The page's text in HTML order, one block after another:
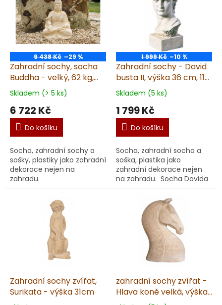
9 438 Kč –29 %
Zahradní sochy, socha
Buddha - velký, 62 kg,
pískovec
Skladem (> 5 ks)
6 722 Kč
Do košíku
Socha, zahradní sochy a
sošky, plastiky jako zahradní
dekorace nejen na
zahradu.
1 999 Kč –10 %
Zahradní sochy - David
busta II, výška 36 cm, 11
kg
Skladem (5 ks)
1 799 Kč
Do košíku
Socha, zahradní socha a
soška, plastika jako
zahradní dekorace nejen
na zahradu. Socha Davida
- busta II. Vyrobená v ČR z
kvalitního umělého
pískovce. Unikátní ruč...
Zahradní sochy zvířat,
Surikata - výška 31cm
zahradní sochy zvířat -
Hlava koně velká, výška